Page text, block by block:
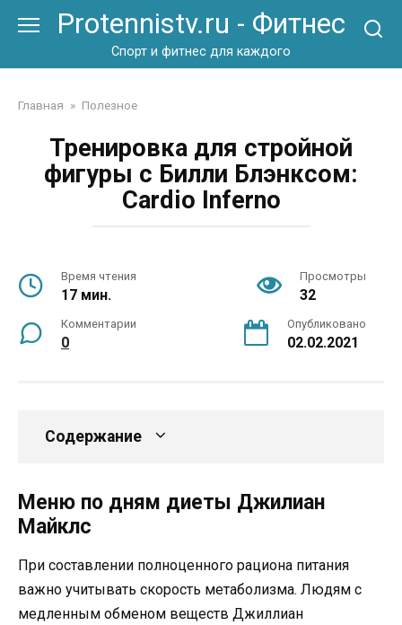
Protennistv.ru - Фитнес
Спорт и фитнес для каждого
Главная » Полезное
Тренировка для стройной
фигуры с Билли Блэнксом:
Cardio Inferno
Время чтения
17 мин.
Просмотры
32
Комментарии
0
Опубликовано
02.02.2021
Содержание
Меню по дням диеты Джилиан
Майклс
При составлении полноценного рациона питания
важно учитывать скорость метаболизма. Людям с
медленным обменом веществ Джиллиан